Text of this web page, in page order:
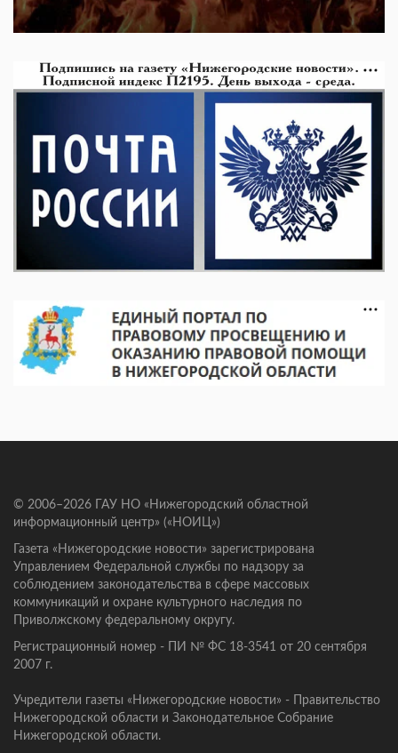
© 2006–2026 ГАУ НО «Нижегородский областной
информационный центр» («НОИЦ»)
Газета «Нижегородские новости» зарегистрирована
Управлением Федеральной службы по надзору за
соблюдением законодательства в сфере массовых
коммуникаций и охране культурного наследия по
Приволжскому федеральному округу.
Регистрационный номер - ПИ № ФС 18-3541 от 20 сентября
2007 г.
Учредители газеты «Нижегородские новости» - Правительство
Нижегородской области и Законодательное Собрание
Нижегородской области.